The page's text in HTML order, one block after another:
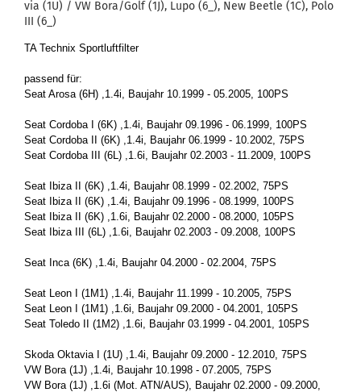
via (1U) / VW Bora/Golf (1J), Lupo (6_), New Beet­le (1C), Polo
III (6_)
TA Tech­nix Sport­luft­fil­ter
pas­send für:
Seat Arosa (6H) ,1.4i, Bau­jahr 10.1999 - 05.2005, 100PS
Seat Cor­do­ba I (6K) ,1.4i, Bau­jahr 09.1996 - 06.1999, 100PS
Seat Cor­do­ba II (6K) ,1.4i, Bau­jahr 06.1999 - 10.2002, 75PS
Seat Cor­do­ba III (6L) ,1.6i, Bau­jahr 02.2003 - 11.2009, 100PS
Seat Ibiza II (6K) ,1.4i, Bau­jahr 08.1999 - 02.2002, 75PS
Seat Ibiza II (6K) ,1.4i, Bau­jahr 09.1996 - 08.1999, 100PS
Seat Ibiza II (6K) ,1.6i, Bau­jahr 02.2000 - 08.2000, 105PS
Seat Ibiza III (6L) ,1.6i, Bau­jahr 02.2003 - 09.2008, 100PS
Seat Inca (6K) ,1.4i, Bau­jahr 04.2000 - 02.2004, 75PS
Seat Leon I (1M1) ,1.4i, Bau­jahr 11.1999 - 10.2005, 75PS
Seat Leon I (1M1) ,1.6i, Bau­jahr 09.2000 - 04.2001, 105PS
Seat To­le­do II (1M2) ,1.6i, Bau­jahr 03.1999 - 04.2001, 105PS
Skoda Ok­ta­via I (1U) ,1.4i, Bau­jahr 09.2000 - 12.2010, 75PS
VW Bora (1J) ,1.4i, Bau­jahr 10.1998 - 07.2005, 75PS
VW Bora (1J) ,1.6i (Mot. ATN/AUS), Bau­jahr 02.2000 - 09.2000,